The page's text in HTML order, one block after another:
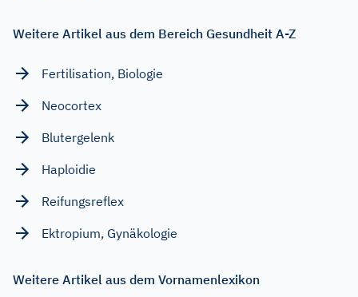
Weitere Artikel aus dem Bereich Gesundheit A-Z
Fertilisation, Biologie
Neocortex
Blutergelenk
Haploidie
Reifungsreflex
Ektropium, Gynäkologie
Weitere Artikel aus dem Vornamenlexikon